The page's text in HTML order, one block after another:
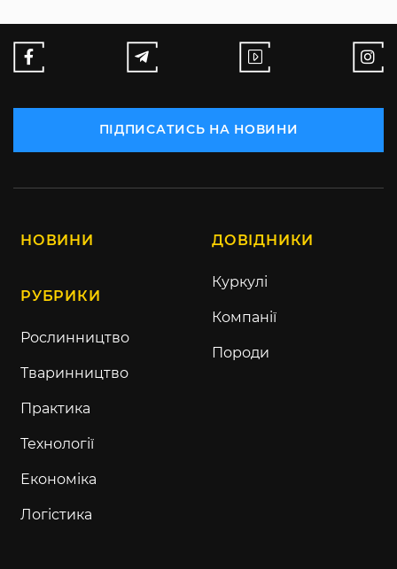
ПІДПИСАТИСЬ НА НОВИНИ
НОВИНИ
РУБРИКИ
Рослинництво
Тваринництво
Практика
Технології
Економіка
Логістика
ДОВІДНИКИ
Куркулі
Компанії
Породи